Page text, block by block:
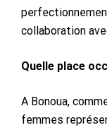
collaboration
Quelle place
A Bonoua,
femmes